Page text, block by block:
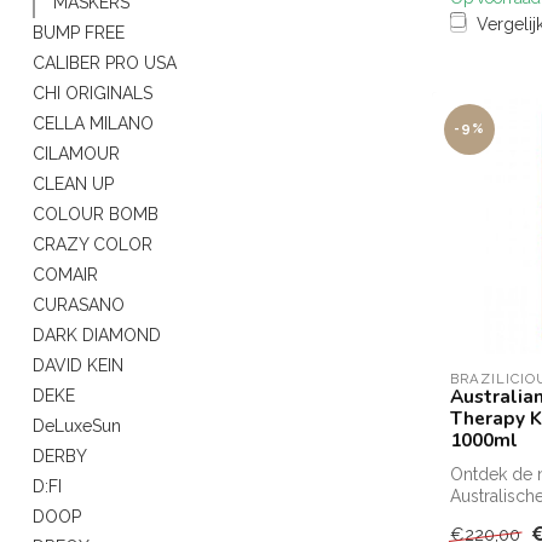
BUMP FREE
CALIBER PRO USA
CHI ORIGINALS
CELLA MILANO
CILAMOUR
CLEAN UP
COLOUR BOMB
CRAZY COLOR
COMAIR
CURASANO
DARK DIAMOND
DAVID KEIN
DEKE
DeLuxeSun
DERBY
D:FI
DOOP
-9%
Therapy
1000ml
Ontdek de
€220,00